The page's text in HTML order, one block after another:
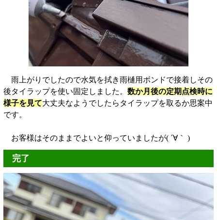
雨上がりでしたので水気を拭き雨樋用ボンドで接着しその
後タイラップを使い固定しました。 数か月後の定期点検時に
様子を見て大丈夫なようでしたらタイラップを取るか思案中
です。
お客様はそのままでよいと仰っていましたが( ´∀｀ )
完了